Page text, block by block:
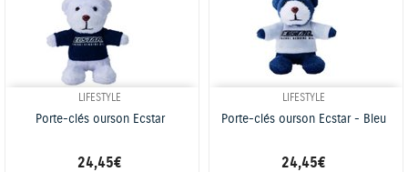
LIFESTYLE
Porte-clés ourson Ecstar
24,45 €
LIFESTYLE
Porte-clés ourson Ecstar - Bleu
24,45 €